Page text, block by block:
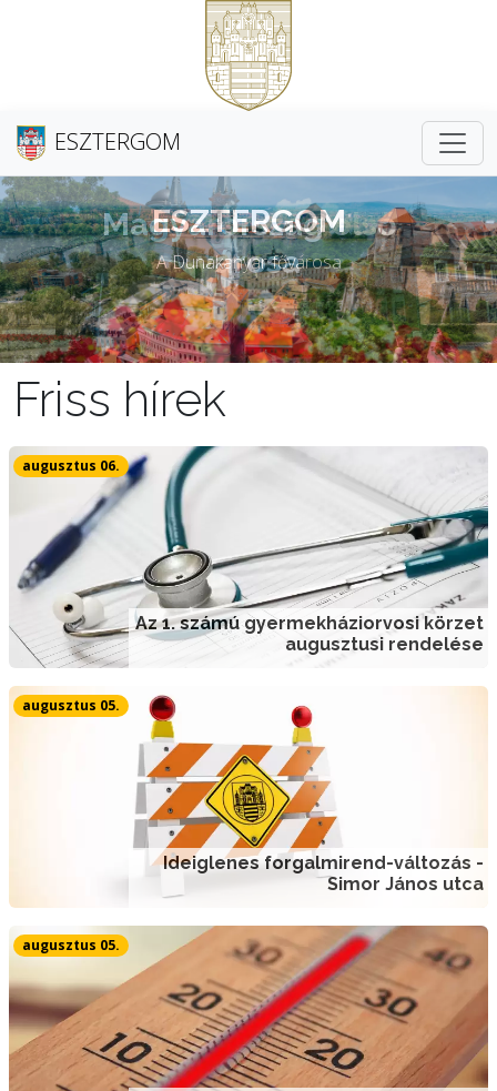
ESZTERGOM
Magyarország első
városa
Friss hírek
Az 1. számú gyermekháziorvosi körzet
augusztusi rendelése
augusztus 06.
Ideiglenes forgalmirend-változás -
Simor János utca
augusztus 05.
augusztus 05.